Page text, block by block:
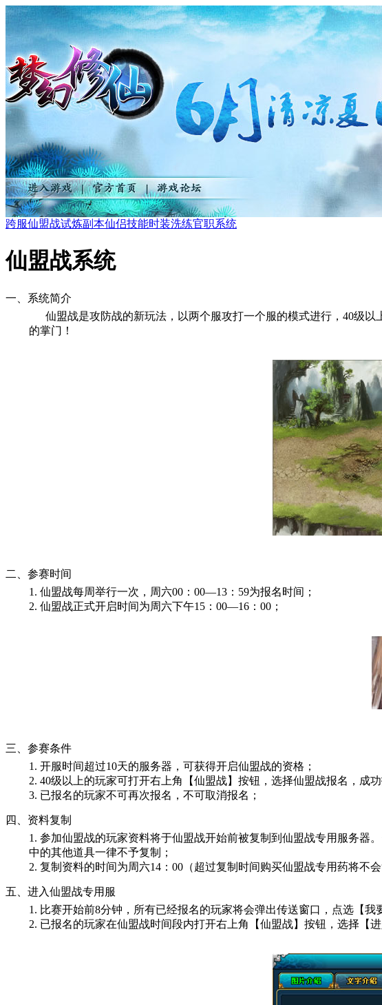
跨服仙盟战试炼副本仙侣技能时装洗练官职系统
仙盟战系统
一、系统简介
仙盟战是攻防战的新玩法，以两个服攻打一个服的模式进行， 40级 以
的掌门 ！
二、参赛时间
1. 仙盟战每周举行一次，周六00：00—13：59为报名时间；
2. 仙盟战正式开启时间为周六下午15：00—16：00 ；
三、参赛条件
1. 开服时间超过10天的服务器，可获得开启仙盟战的资格；
2. 40级以上的玩家可打开右上角【仙盟战】按钮，选择仙盟战报名，成
3. 已报名的玩家不可再次报名，不可取消报名；
四、资料复制
1. 参加仙盟战的玩家资料将于仙盟战开始前被复制到仙盟战专用服务器
中的其他道具一律不予复制；
2. 复制资料的时间为周六14：00 （超过复制时间购买仙盟战专用药将不
五、进入仙盟战专用服
1. 比赛开始前8分钟 ，所有已经报名的玩家将会弹出传送窗口，点选【我
2. 已报名的玩家在仙盟战时间段内打开右上角【仙盟战】按钮，选择【